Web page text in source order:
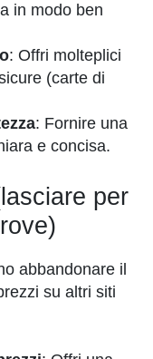
in modo ben
: Offri molteplici
(carte di
: Fornire una
e concisa.
per
abbandonare il
su altri siti